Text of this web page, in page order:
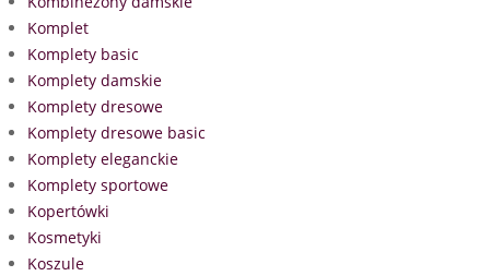
Komplet
Komplety basic
Komplety damskie
Komplety dresowe
Komplety dresowe basic
Komplety eleganckie
Komplety sportowe
Kopertówki
Kosmetyki
Koszule